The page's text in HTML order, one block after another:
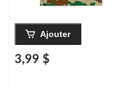
Ajouter
3,99 $